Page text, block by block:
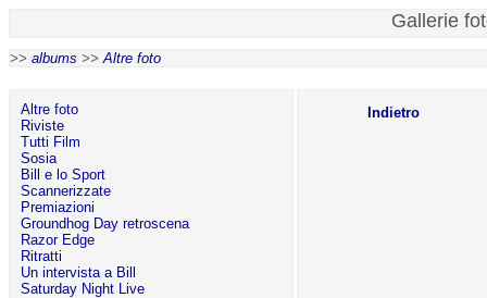
Gallerie
>> albums >>Altre foto
Altre foto
Riviste
Tutti Film
Sosia
Bill e lo Sport
Scannerizzate
Premiazioni
Groundhog Day retroscena
Razor Edge
Ritratti
Un intervista a Bill
Saturday Night Live
Indietro